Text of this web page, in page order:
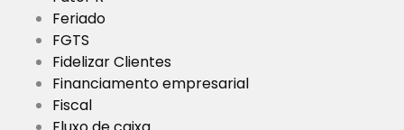
Feriado
FGTS
Fidelizar Clientes
Financiamento empresarial
Fiscal